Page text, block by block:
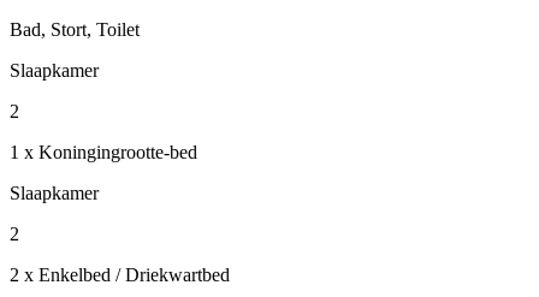
Bad, Stort, Toilet
Slaapkamer
2
1 x Koningingrootte-bed
Slaapkamer
2
2 x Enkelbed / Driekwartbed